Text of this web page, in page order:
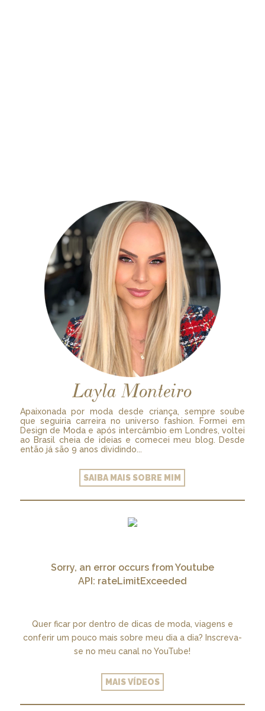
Layla Monteiro
Apaixonada por moda desde criança, sempre soube
que seguiria carreira no universo fashion. Formei em
Design de Moda e após intercâmbio em Londres, voltei
ao Brasil cheia de ideias e comecei meu blog. Desde
então já são 9 anos dividindo...
SAIBA MAIS SOBRE MIM
Sorry, an error occurs from Youtube
API: rateLimitExceeded
Quer ficar por dentro de dicas de moda, viagens e
conferir um pouco mais sobre meu dia a dia? Inscreva-
se no meu canal no YouTube!
MAIS VÍDEOS